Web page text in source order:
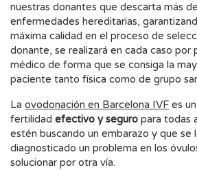
nuestras donantes que descarta más
enfermedades hereditarias,
máxima calidad en el proceso de
donante, se realizará en cada caso por
médico de forma que se consiga la
paciente tanto física como de grupo
La ovodonación en Barcelona IVF
fertilidad efectivo y seguro para todas
estén buscando un embarazo y que se
diagnosticado un problema en los
solucionar por otra vía.